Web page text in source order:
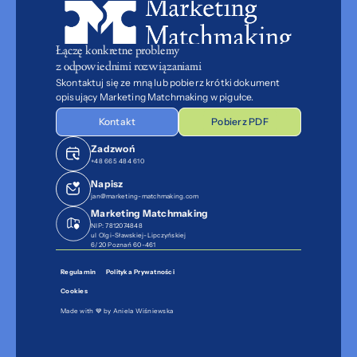
Łączę konkretne problemy
z odpowiednimi rozwiązaniami
Skontaktuj się ze mną lub pobierz krótki dokument
opisujący Marketing Matchmaking w pigułce.
Pobierz PDF
Kontakt
Zadzwoń
+48 665 484 610
Napisz
jan@marketing-matchmaking.com
Marketing Matchmaking
NIP: 7812074848
ul Olgi-Sławskiej-Lipczyńskiej
6/20 Poznań 60-461
Regulamin Polityka Prywatności
Cookies
Made with 💙 by Aniela Wiśniewska